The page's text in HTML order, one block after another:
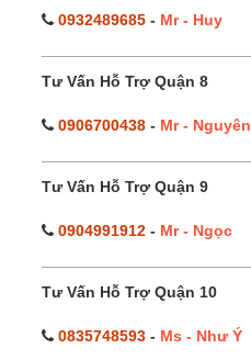
0932489685 - Mr - Huy
Tư Vấn Hỗ Trợ Quận 8
0906700438 - Mr - Nguyên
Tư Vấn Hỗ Trợ Quận 9
0904991912 - Mr - Ngọc
Tư Vấn Hỗ Trợ Quận 10
0835748593 - Ms - Như Ý